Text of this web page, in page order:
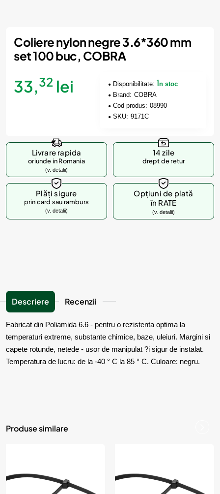
Coliere nylon negre 3.6*360 mm
set 100 buc, COBRA
33,32 lei Disponibilitate:
În stoc
Brand: COBRA
Cod produs: 08990
SKU: 9171C
Livrare rapida
oriunde in Romania
(v. detalii)
14 zile
drept de retur
Plăți sigure
prin card sau ramburs
(v. detalii)
Opțiuni de plată
în RATE
(v. detalii)
Descriere Recenzii
Fabricat din Poliamida 6.6 - pentru o rezistenta optima la
temperaturi extreme, substante chimice, baze, uleiuri. Margini si
capete rotunde, netede - usor de manipulat ?i sigur de instalat.
Temperatura de lucru: de la -40 ° C la 85 ° C. Culoare: negru.
Produse similare